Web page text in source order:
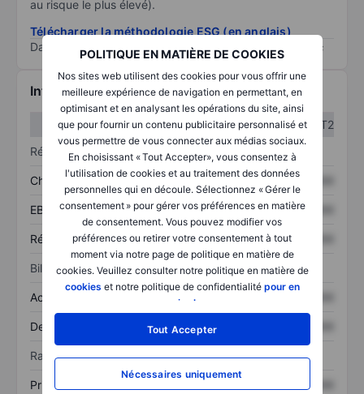
POLITIQUE EN MATIÈRE DE COOKIES
Nos sites web utilisent des cookies pour vous offrir une
meilleure expérience de navigation en permettant, en
optimisant et en analysant les opérations du site, ainsi
que pour fournir un contenu publicitaire personnalisé et
vous permettre de vous connecter aux médias sociaux.
En choisissant « Tout Accepter», vous consentez à
l'utilisation de cookies et au traitement des données
personnelles qui en découle. Sélectionnez « Gérer le
consentement » pour gérer vos préférences en matière
de consentement. Vous pouvez modifier vos
préférences ou retirer votre consentement à tout
moment via notre page de politique en matière de
cookies. Veuillez consulter notre politique en matière de
cookies et notre politique de confidentialité pour en
savoir plus
Tout Accepter
Nécessaires uniquement
au risque le plus élevé).
Télécharger la méthodologie ESG (en anglais)
Data provided by
/
Informations financières
T1
T2
Résultats
Chiffre d’affaires XXXXXXX XXXXXXX
EBITDA XXXXXXX XXXXXXX
Résultat net XXXXXXX XXXXXXX
Bilan
Actif total XXXXXXX
Dette totale XXXXXXX
Ratios
Prix / ventes XXXXXXX XXXXXXX